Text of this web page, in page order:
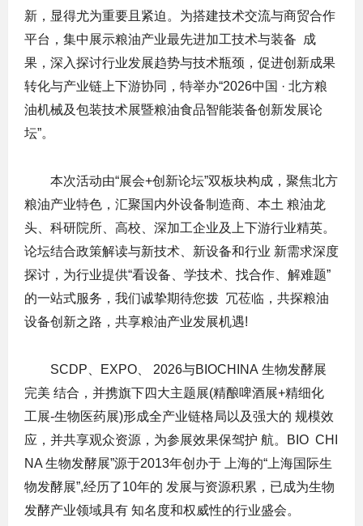
新，显得尤为重要且紧迫。为搭建技术交流与商贸合作
平台，集中展示粮油产业最先进加工技术与装备 成
果，深入探讨行业发展趋势与技术瓶颈，促进创新成果
转化与产业链上下游协同，特举办“2026中国 · 北方粮
油机械及包装技术展暨粮油食品智能装备创新发展论
坛”。
本次活动由“展会+创新论坛”双板块构成，聚焦北方
粮油产业特色，汇聚国内外设备制造商、本土 粮油龙
头、科研院所、高校、深加工企业及上下游行业精英。
论坛结合政策解读与新技术、新设备和行业 新需求深度
探讨，为行业提供“看设备、学技术、找合作、解难题”
的一站式服务，我们诚挚期待您拨 冗莅临，共探粮油
设备创新之路，共享粮油产业发展机遇!
SCDP、EXPO、 2026与BIOCHINA 生物发酵展
完美 结合，并携旗下四大主题展(精酿啤酒展+精细化
工展-生物医药展)形成全产业链格局以及强大的 规模效
应，并共享观众资源，为参展效果保驾护 航。BIO CHI
NA 生物发酵展”源于2013年创办于 上海的“上海国际生
物发酵展”,经历了10年的 发展与资源积累，已成为生物
发酵产业领域具有 知名度和权威性的行业盛会。